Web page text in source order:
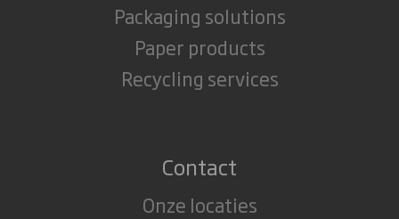
Packaging solutions
Paper products
Recycling services
Contact
Onze locaties